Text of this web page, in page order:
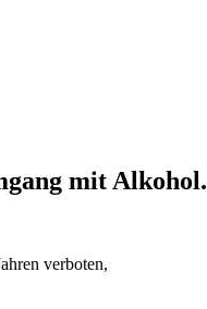
mit Alkohol.
verboten,